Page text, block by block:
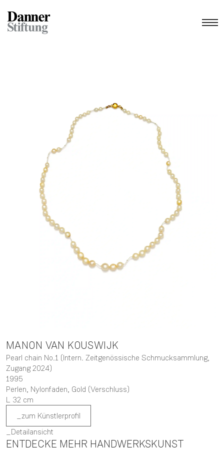
MANON VAN KOUSWIJK
Pearl chain No.1 (Intern. Zeitgenössische Schmucksammlung,
Zugang 2024)
1995
Perlen, Nylonfaden, Gold (Verschluss)
L 32 cm
zum Künstlerprofil
Detailansicht
ENTDECKE MEHR HANDWERKSKUNST